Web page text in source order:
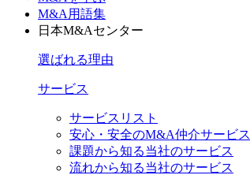
M&A用語集
日本M&Aセンター
選ばれる理由
サービス
サービスリスト
安心・安全のM&A仲介サービス
課題から知る当社のサービス
流れから知る当社のサービス